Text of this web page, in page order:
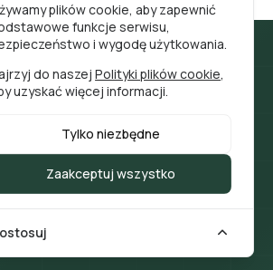
rzetelnego
w kilku prostych
krokach
specjalistę według wybranych
i umów konsultację prawną.
prawnika teraz
plików cookie, aby zapewnić
funkcje serwisu,
i wygodę użytkowania.
do naszejPolityki plików cookie,
uzyskać więcej informacji.
Tylko niezbędne
Zaakceptuj wszystko